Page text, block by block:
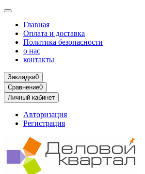
Главная
Оплата и доставка
Политика безопасности
о нас
контакты
Закладки0
Сравнение0
Личный кабинет
Авторизация
Регистрация